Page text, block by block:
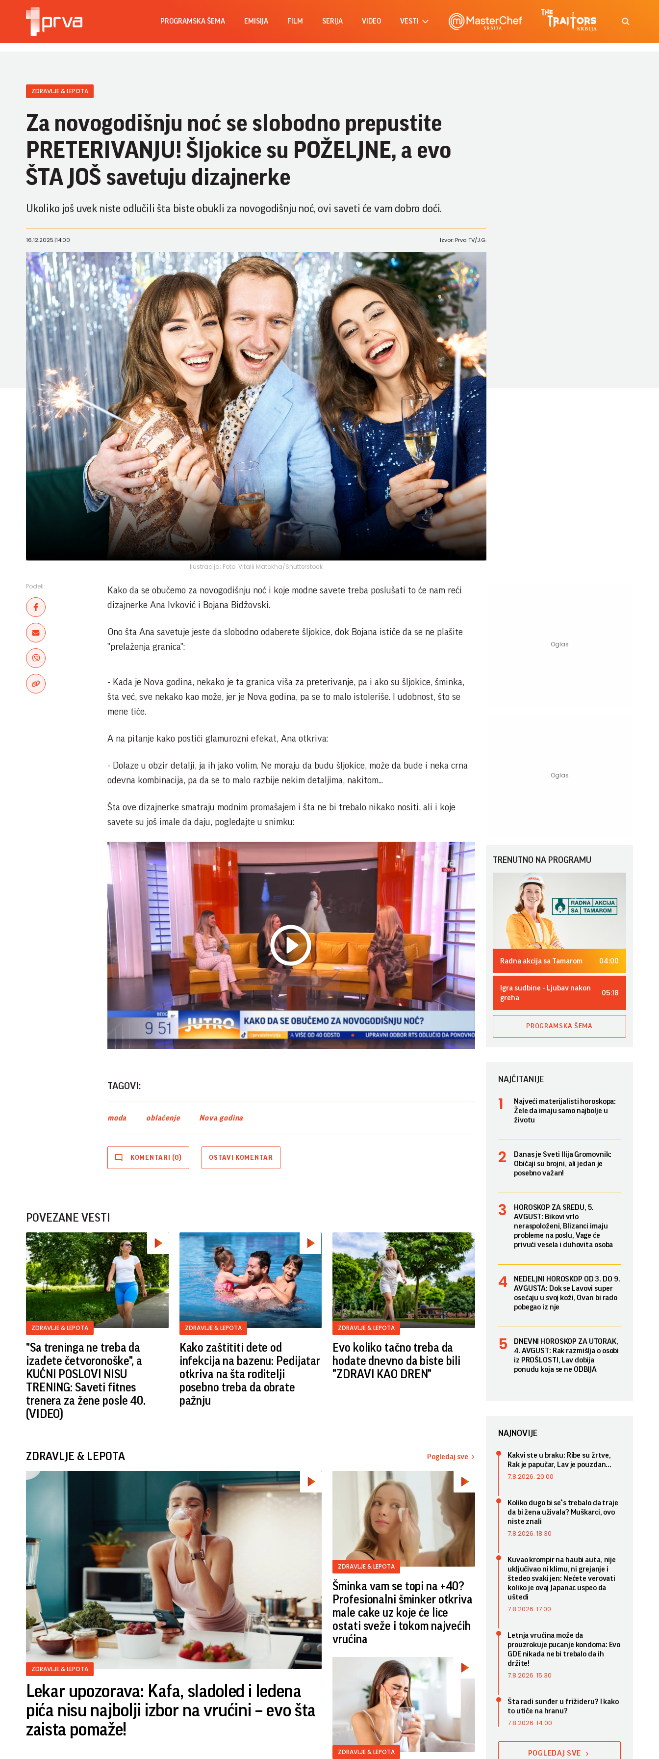
PROGRAMSKA ŠEMA EMISIJA FILM SERIJA VIDEO VESTI
ZDRAVLJE & LEPOTA
Za novogodišnju noć se slobodno prepustite
PRETERIVANJU! Šljokice su POŽELJNE, a evo
ŠTA JOŠ savetuju dizajnerke
Ukoliko još uvek niste odlučili šta biste obukli za novogodišnju noć, ovi saveti će vam dobro doći.
Ilustracija; Foto: Vitalii Matokha/Shutterstock
16.12.2025.|14:00 Izvor: Prva TV/J.G.
Podeli:
Kako da se obučemo za novogodišnju noć i koje modne savete treba poslušati to će nam reći
dizajnerke Ana Ivković i Bojana Bidžovski.
Ono šta Ana savetuje jeste da slobodno odaberete šljokice, dok Bojana ističe da se ne plašite
"prelaženja granica":
- Kada je Nova godina, nekako je ta granica viša za preterivanje, pa i ako su šljokice, šminka,
šta već, sve nekako kao može, jer je Nova godina, pa se to malo istoleriše. I udobnost, što se
mene tiče.
A na pitanje kako postići glamurozni efekat, Ana otkriva:
- Dolaze u obzir detalji, ja ih jako volim. Ne moraju da budu šljokice, može da bude i neka crna
odevna kombinacija, pa da se to malo razbije nekim detaljima, nakitom...
Šta ove dizajnerke smatraju modnim promašajem i šta ne bi trebalo nikako nositi, ali i koje
savete su još imale da daju, pogledajte u snimku:
Play
Video
TAGOVI:
moda oblačenje Nova godina
KOMENTARI (0) OSTAVI KOMENTAR
POVEZANE VESTI
ZDRAVLJE & LEPOTA
"Sa treninga ne treba da
izađete četvoronoške", a
KUĆNI POSLOVI NISU
TRENING: Saveti fitnes
trenera za žene posle 40.
(VIDEO)
ZDRAVLJE & LEPOTA
Kako zaštititi dete od
infekcija na bazenu: Pedijatar
otkriva na šta roditelji
posebno treba da obrate
pažnju
ZDRAVLJE & LEPOTA
Evo koliko tačno treba da
hodate dnevno da biste bili
"ZDRAVI KAO DREN"
ZDRAVLJE & LEPOTA Pogledaj sve
ZDRAVLJE & LEPOTA
Lekar upozorava: Kafa, sladoled i ledena
pića nisu najbolji izbor na vrućini – evo šta
zaista pomaže!
ZDRAVLJE & LEPOTA
Šminka vam se topi na +40?
Profesionalni šminker otkriva
male cake uz koje će lice
ostati sveže i tokom najvećih
vrućina
ZDRAVLJE & LEPOTA
TRENUTNO NA PROGRAMU
Radna akcija sa Tamarom 04:00
Igra sudbine - Ljubav nakon
greha
05:18
PROGRAMSKA ŠEMA
NAJČITANIJE
Najveći materijalisti horoskopa:
Žele da imaju samo najbolje u
životu
Danas je Sveti Ilija Gromovnik:
Običaji su brojni, ali jedan je
posebno važan!
HOROSKOP ZA SREDU, 5.
AVGUST: Bikovi vrlo
neraspoloženi, Blizanci imaju
probleme na poslu, Vage će
privući vesela i duhovita osoba
NEDELJNI HOROSKOP OD 3. DO 9.
AVGUSTA: Dok se Lavovi super
osećaju u svoj koži, Ovan bi rado
pobegao iz nje
DNEVNI HOROSKOP ZA UTORAK,
4. AVGUST: Rak razmišlja o osobi
iz PROŠLOSTI, Lav dobija
ponudu koja se ne ODBIJA
NAJNOVIJE
Kakvi ste u braku: Ribe su žrtve,
Rak je papučar, Lav je pouzdan...
7.8.2026. 20:00
Koliko dugo bi se*s trebalo da traje
da bi žena uživala? Muškarci, ovo
niste znali
7.8.2026. 18:30
Kuvao krompir na haubi auta, nije
uključivao ni klimu, ni grejanje i
štedeo svaki jen: Nećete verovati
koliko je ovaj Japanac uspeo da
uštedi
7.8.2026. 17:00
Letnja vrućina može da
prouzrokuje pucanje kondoma: Evo
GDE nikada ne bi trebalo da ih
držite!
7.8.2026. 15:30
Šta radi sunđer u frižideru? I kako
to utiče na hranu?
7.8.2026. 14:00
POGLEDAJ SVE